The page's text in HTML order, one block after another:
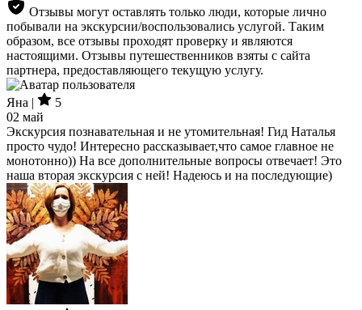
Отзывы могут оставлять только люди, которые лично
побывали на экскурсии/воспользовались услугой. Таким
образом, все отзывы проходят проверку и являются
настоящими. Отзывы путешественников взяты с сайта
партнера, предоставляющего текущую услугу.
Яна |
5
02 май
Экскурсия познавательная и не утомительная! Гид Наталья
просто чудо! Интересно рассказывает,что самое главное не
монотонно)) На все дополнительные вопросы отвечает! Это
наша вторая экскурсия с ней! Надеюсь и на последующие)